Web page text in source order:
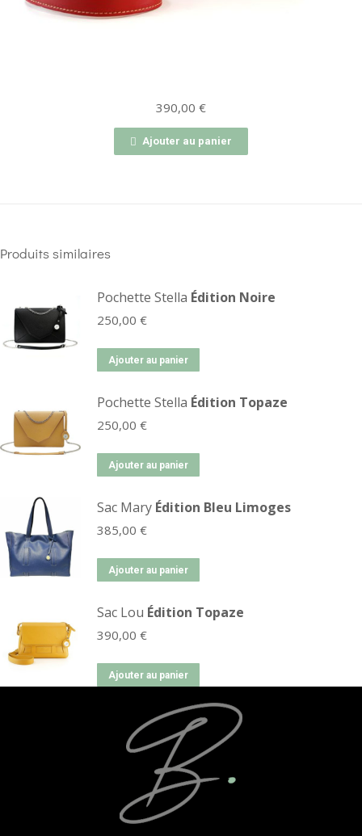
390,00 €
Ajouter au panier
Produits similaires
Pochette Stella Édition Noire
250,00 €
Ajouter au panier
Pochette Stella Édition Topaze
250,00 €
Ajouter au panier
Sac Mary Édition Bleu Limoges
385,00 €
Ajouter au panier
Sac Lou Édition Topaze
390,00 €
Ajouter au panier